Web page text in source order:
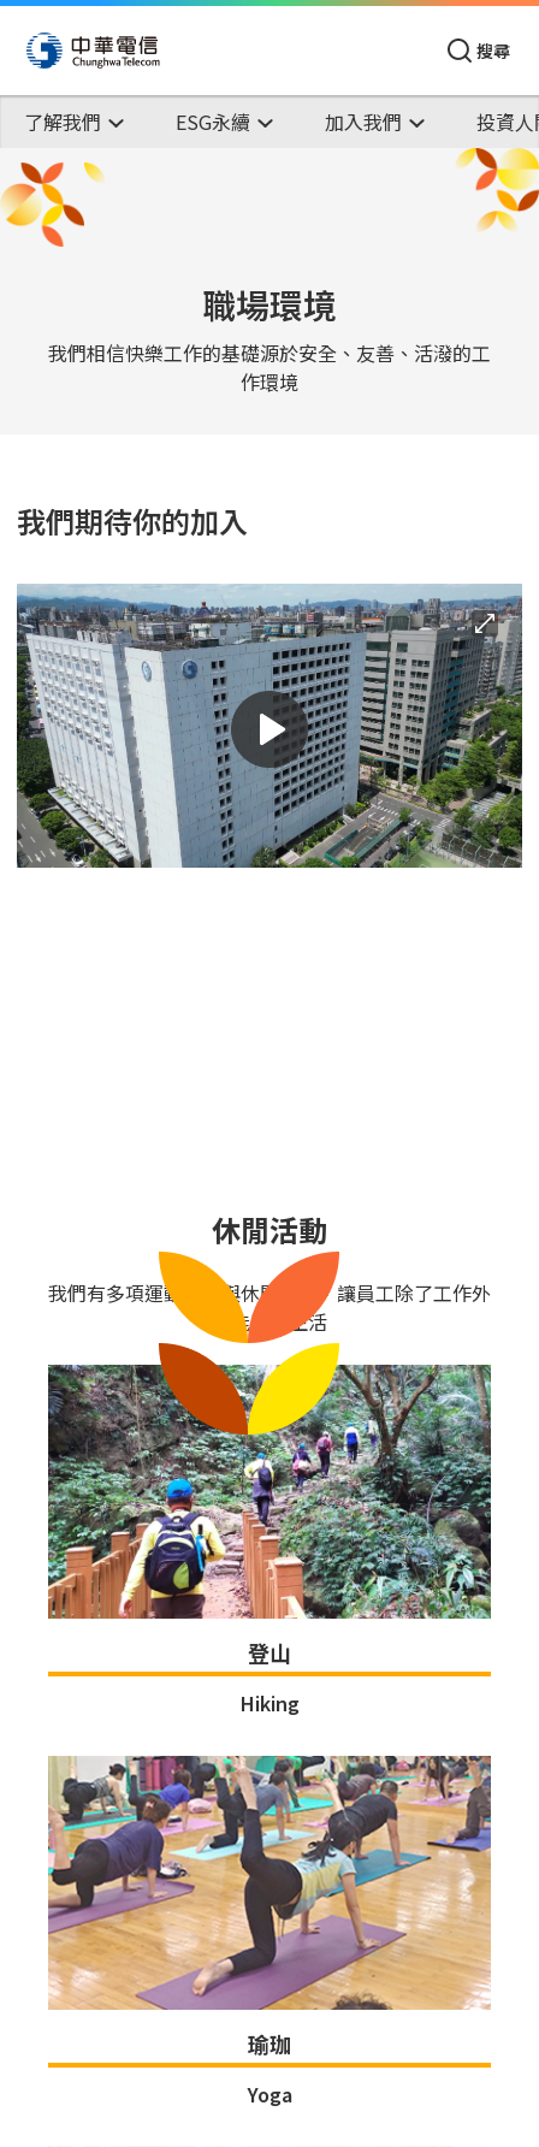
搜尋
了解我們 ESG永續 加入我們 投資
職場環境
我們相信快樂工作的基礎源於安全、友善、活潑的工
作環境
我們期待你的加入
休閒活動
我們有多項運動設施與休閒活動，讓員工除了工作外
也能豐富生活
登山
Hiking
瑜珈
Yoga